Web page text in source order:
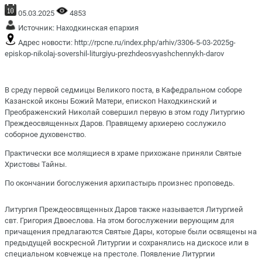
05.03.2025
4853
Источник: Находкинская епархия
Адрес новости: http://rpcne.ru/index.php/arhiv/3306-5-03-2025g-
episkop-nikolaj-sovershil-liturgiyu-prezhdeosvyashchennykh-darov
В среду первой седмицы Великого поста, в Кафедральном соборе
Казанской иконы Божий Матери, епископ Находкинский и
Преображенский Николай совершил первую в этом году Литургию
Преждеосвященных Даров. Правящему архиерею сослужило
соборное духовенство.
Практически все молящиеся в храме прихожане приняли Святые
Христовы Тайны.
По окончании богослужения архипастырь произнес проповедь.
Литургия Преждеосвященных Даров также называется Литургией
свт. Григория Двоеслова. На этом богослужении верующим для
причащения предлагаются Святые Дары, которые были освящены на
предыдущей воскресной Литургии и сохранялись на дискосе или в
специальном ковчежце на престоле. Появление Литургии